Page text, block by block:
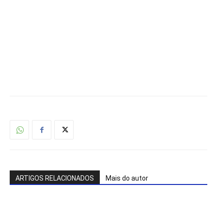
ARTIGOS RELACIONADOS Mais do autor